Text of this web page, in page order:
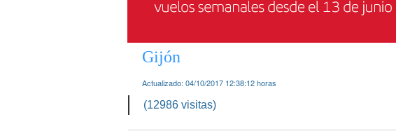
Gijón
Actualizado: 04/10/2017 12:38:12horas
(12986 visitas)